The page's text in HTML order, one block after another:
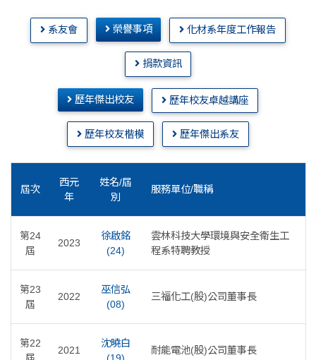
系友會 榮譽事項 化材系年度工作報告
捐款資訊
歷年傑出校友 歷年校友卓越講座
歷年校友楷模 歷年傑出系友
屆次
西元
年
姓名/屆
別
服務單位/職稱
第24
屆
2023
徐啟銘
(24)
雲林科技大學環境與安全衛生工
程系特聘教授
第23
屆
2022
巫信弘
(08)
三福化工(股)公司董事長
第22
2021
沈曉白
耐能電池(股)公司董事長